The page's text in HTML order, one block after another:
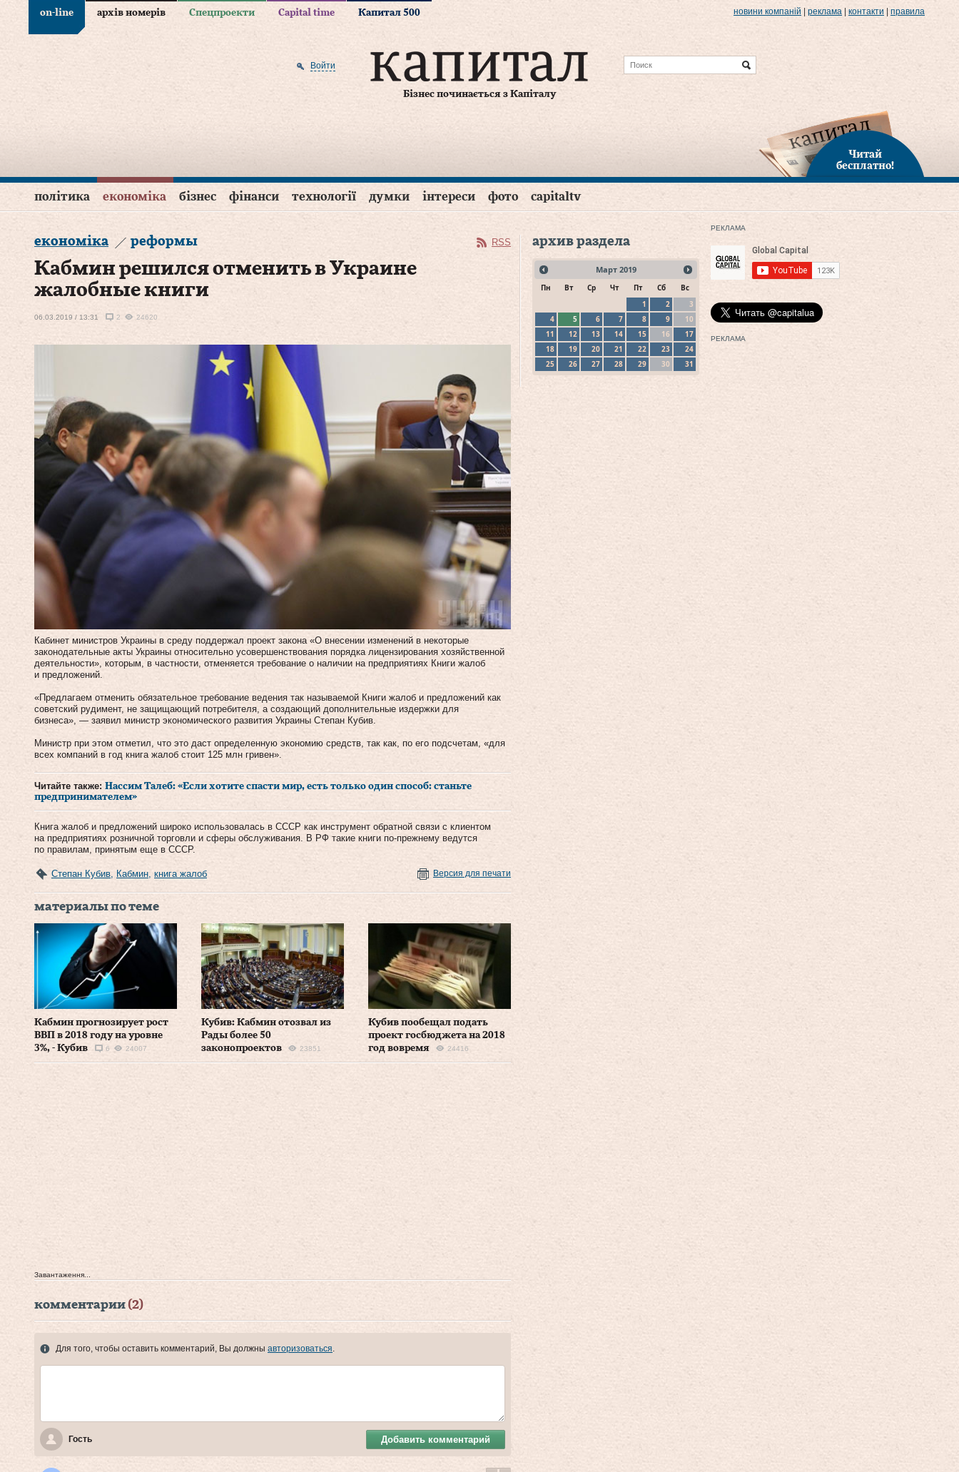
on-line архів номерів Спецпроекти Capital time Капитал 500 новини компаній реклама контакти правила
Бізнес починається з Капіталу
Войти
Читай
бесплатно!
політика економіка бізнес фінанси технології думки інтереси фото capitaltv
економіка реформы RSS
Кабмин решился отменить в Украине
жалобные книги
06.03.2019 / 13:31 2 24620
Кабинет министров Украины в среду поддержал проект закона «О внесении изменений в некоторые
законодательные акты Украины относительно усовершенствования порядка лицензирования хозяйственной
деятельности», которым, в частности, отменяется требование о наличии на предприятиях Книги жалоб
и предложений.
«Предлагаем отменить обязательное требование ведения так называемой Книги жалоб и предложений как
советский рудимент, не защищающий потребителя, а создающий дополнительные издержки для
бизнеса», — заявил министр экономического развития Украины Степан Кубив.
Министр при этом отметил, что это даст определенную экономию средств, так как, по его подсчетам, «для
всех компаний в год книга жалоб стоит 125 млн гривен».
Читайте также: Нассим Талеб: «Если хотите спасти мир, есть только один способ: станьте
предпринимателем»
Книга жалоб и предложений широко использовалась в СССР как инструмент обратной связи с клиентом
на предприятиях розничной торговли и сферы обслуживания. В РФ такие книги по-прежнему ведутся
по правилам, принятым еще в СССР.
Степан Кубив Кабмин книга жалоб Версия для печати
материалы по теме
Кабмин прогнозирует рост
ВВП в 2018 году на уровне
3%, - Кубив
6 24007
Кубив: Кабмин отозвал из
Рады более 50
законопроектов
23851
Кубив пообещал подать
проект госбюджета на 2018
год вовремя
24416
Завантаження...
комментарии (2)
Для того, чтобы оставить комментарий, Вы должны авторизоваться
Гость Добавить комментарий
архив раздела
Март 2019
Пн Вт Ср Чт Пт Сб
Вс
1
2
3
4
5 6 7 8 9
10
11
12 13 14 15 16
17
18
19 20 21 22 23
24
25
26 27 28 29 30 31
РЕКЛАМА
РЕКЛАМА